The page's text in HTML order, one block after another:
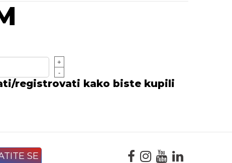
+
-
registrovati kako biste kupili